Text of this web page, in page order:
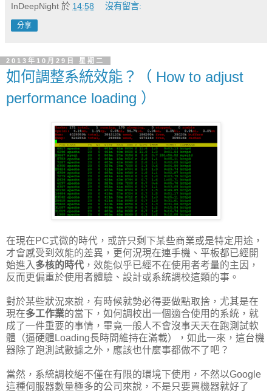
InDeepNight 於 14:58 沒有留言:
分享
2013年10月29日 星期二
如何調整系統效能？（ How to adjust
performance loading ）
在現在PC式微的時代，或許只剩下某些商業或是特定用途，
才會感受到效能的差異，更何況現在連手機、平板都已經開
始進入 多核的時代 ，效能似乎已經不在使用者考量的主因，
反而更偏重於使用者體驗、設計或系統調校這類的事。
對於某些狀況來說，有時候就勢必得要做點取捨，尤其是在
現在多工作業的當下，如何調校出一個適合使用的系統，就
成了一件重要的事情，畢竟一般人不會沒事天天在跑測試軟
體（逼硬體Loading長時間維持在滿載），如此一來，這台機
器除了跑測試數據之外，應該也什麼事都做不了吧？
當然，系統調校絕不僅在有限的環境下使用，不然以Google
這種伺服器數量極多的公司來說，不是只要買機器就好了